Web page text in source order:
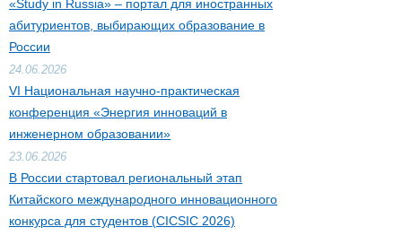
«Study in Russia» – портал для иностранных
абитуриентов, выбирающих образование в
России
24.06.2026
VI Национальная научно-практическая
конференция «Энергия инноваций в
инженерном образовании»
23.06.2026
В России стартовал региональный этап
Китайского международного инновационного
конкурса для студентов (CICSIC 2026)